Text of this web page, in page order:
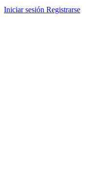
Iniciar sesión Registrarse